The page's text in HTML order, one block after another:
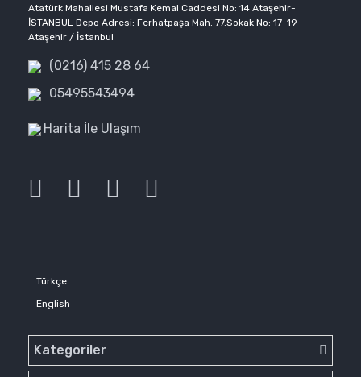
Atatürk Mahallesi Mustafa Kemal Caddesi No: 14 Ataşehir-
İSTANBUL Depo Adresi: Ferhatpaşa Mah. 77.Sokak No: 17-19
Ataşehir / İstanbul
(0216) 415 28 64
05495543494
Harita İle Ulaşım
Türkçe
English
Kategoriler